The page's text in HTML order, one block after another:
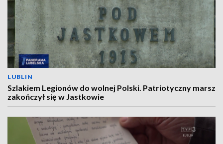
LUBLIN
Szlakiem Legionów do wolnej Polski. Patriotyczny marsz
zakończył się w Jastkowie